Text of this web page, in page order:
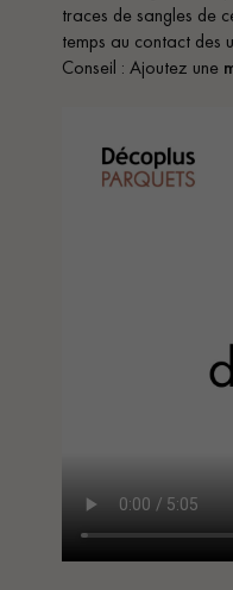
traces de sangles de
temps au contact des
Conseil : Ajoutez une